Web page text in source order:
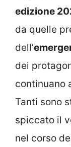
edizione
da quelle
dell’
dei
continuano
Tanti sono
spiccato il
nel corso